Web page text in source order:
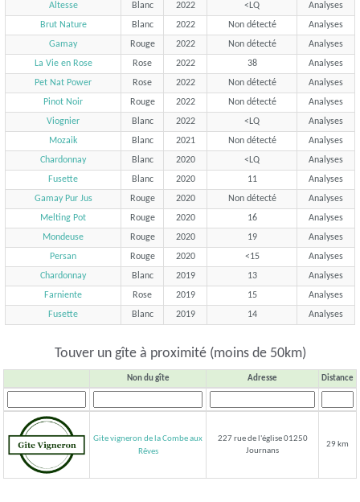
Altesse
Blanc 2022 <LQ
Analyses
Brut Nature
Blanc 2022 Non détecté
Analyses
Gamay
Rouge 2022 Non détecté
Analyses
La Vie en Rose
Rose 2022 38
Analyses
Pet Nat Power
Rose 2022 Non détecté
Analyses
Pinot Noir
Rouge 2022 Non détecté
Analyses
Viognier
Blanc 2022 <LQ
Analyses
Mozaik
Blanc 2021 Non détecté
Analyses
Chardonnay
Blanc 2020 <LQ
Analyses
Fusette
Blanc 2020 11
Analyses
Gamay Pur Jus
Rouge 2020 Non détecté
Analyses
Melting Pot
Rouge 2020 16
Analyses
Mondeuse
Rouge 2020 19
Analyses
Persan
Rouge 2020 <15
Analyses
Chardonnay
Blanc 2019 13
Analyses
Farniente
Rose 2019 15
Analyses
Fusette
Blanc 2019 14 Analyses
Touver un gîte à proximité (moins de 50km)
Non du gîte Adresse Distance
Gite vigneron de la Combe aux
Rêves
227 rue de l'église 01250
Journans
29 km